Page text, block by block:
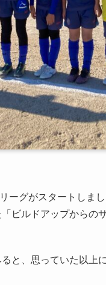
ーグがスタートしまし
ビルドアップからの
と、思っていた以上